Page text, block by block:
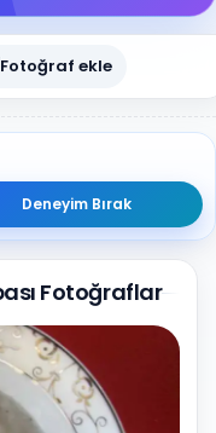
ekle
Deneyim Bırak
Fotoğraflar
1Fotoğraf